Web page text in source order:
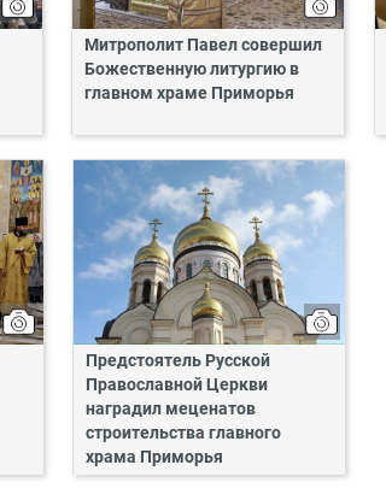
Митрополит Павел совершил
Божественную литургию в
главном храме Приморья
Предстоятель Русской
Православной Церкви
наградил меценатов
строительства главного
храма Приморья